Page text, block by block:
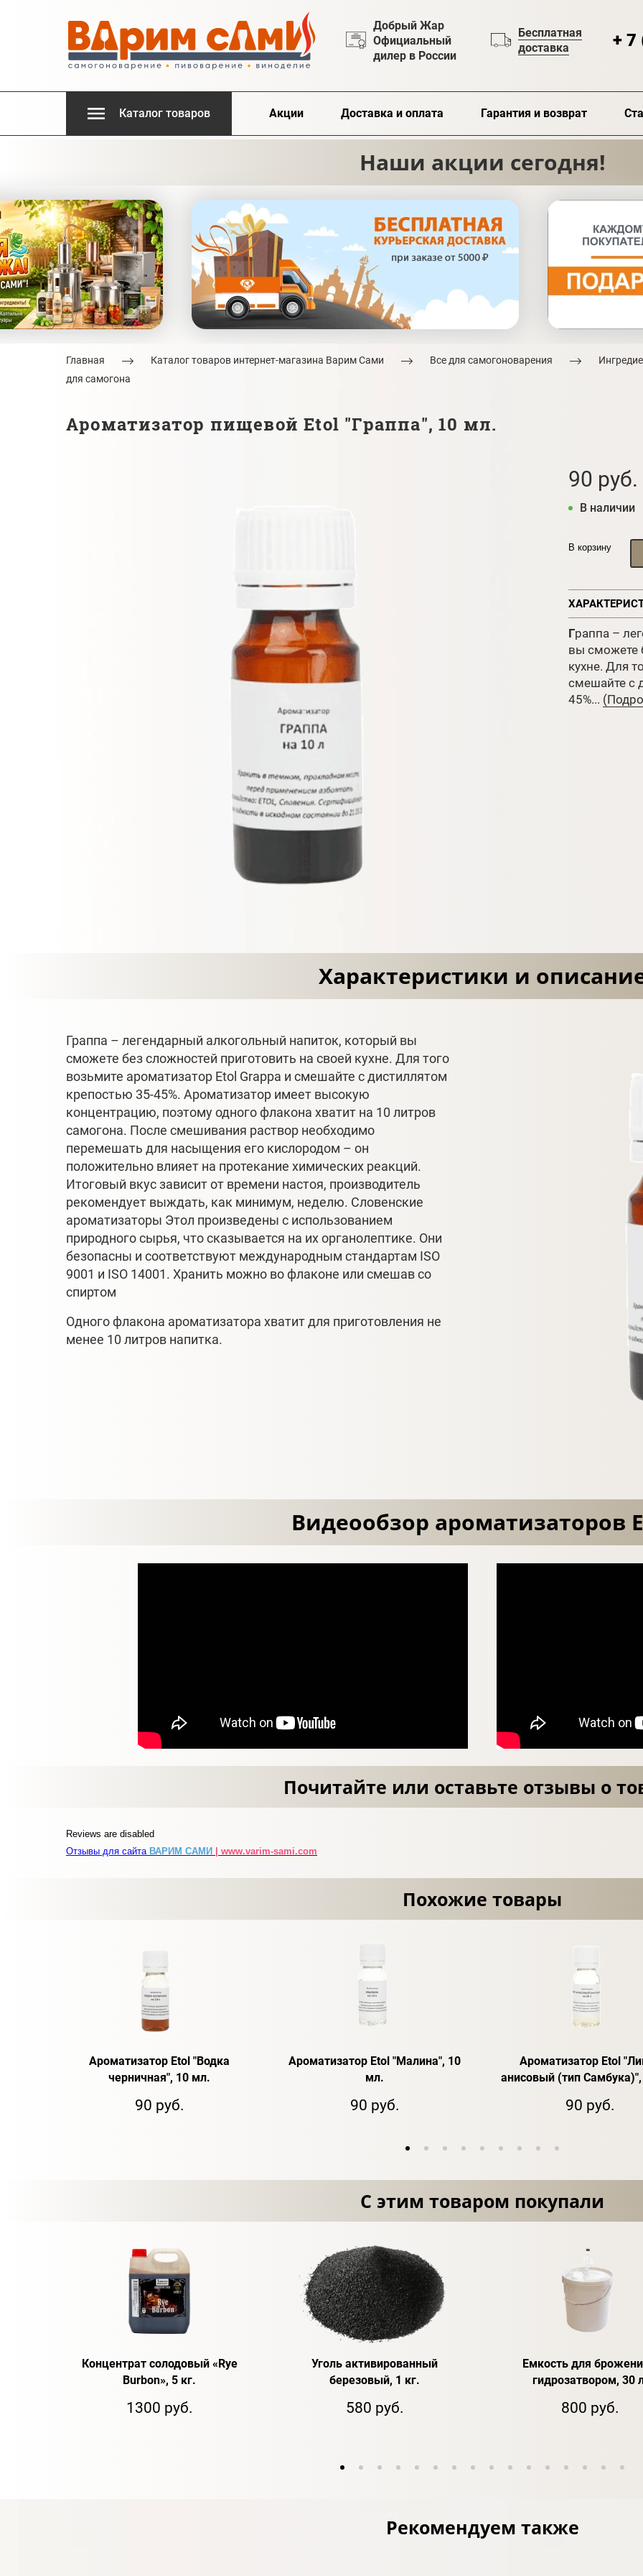
Добрый Жар
Официальный
дилер в России
Бесплатная
доставка
+
Каталог товаров Акции Доставка и оплата Гарантия и возврат
Наши акции сегодня!
Главная Каталог товаров интернет-магазина Варим Сами Все для самогоноварения
для самогона
Ароматизатор пищевой Etol "Граппа", 10 мл.
90 руб.
В наличии
В корзину
Граппа –
вы сможете
кухне. Для
смешайте с
45%...
Характеристики и
Граппа – легендарный алкогольный напиток, который вы
сможете без сложностей приготовить на своей кухне. Для того
возьмите ароматизатор Etol Grappa и смешайте с дистиллятом
крепостью 35-45%. Ароматизатор имеет высокую
концентрацию, поэтому одного флакона хватит на 10 литров
самогона. После смешивания раствор необходимо
перемешать для насыщения его кислородом – он
положительно влияет на протекание химических реакций.
Итоговый вкус зависит от времени настоя, производитель
рекомендует выждать, как минимум, неделю. Словенские
ароматизаторы Этол произведены с использованием
природного сырья, что сказывается на их органолептике. Они
безопасны и соответствуют международным стандартам ISO
9001 и ISO 14001. Хранить можно во флаконе или смешав со
спиртом
Одного флакона ароматизатора хватит для приготовления не
менее 10 литров напитка.
Видеообзор ароматизаторов
Почитайте или оставьте отзывы о
Reviews are disabled
Отзывы для сайта ВАРИМ САМИ | www.varim-sami.com
Похожие товары
Ароматизатор Etol "Водка
черничная", 10 мл.
90 руб.
Ароматизатор Etol "Малина", 10
мл.
90 руб.
Ароматизатор Etol
анисовый (тип
90 руб.
С этим товаром покупали
Концентрат солодовый «Rye
Burbon», 5 кг.
1300 руб.
Уголь активированный
березовый, 1 кг.
580 руб.
Емкость для
гидрозатвором, 30
800 руб.
Рекомендуем также